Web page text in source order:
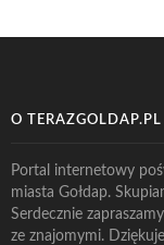
O TERAZGOLDAP.PL
Portal internetowy
miasta Gołdap.
Serdecznie
ze znajomymi.